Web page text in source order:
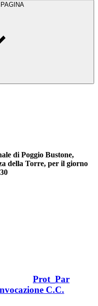
di Poggio Bustone,
della Torre, per il giorno
Prot_Par
C.C.